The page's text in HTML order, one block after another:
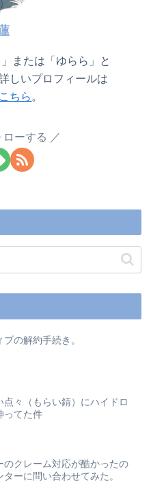
または「ゆらら」と
しいプロフィールは
こちら。
ローする
の解約手続き。
点々（もらい錆）にハイドロ
ってた件
のクレーム対応が酷かったの
ーに問い合わせてみた。